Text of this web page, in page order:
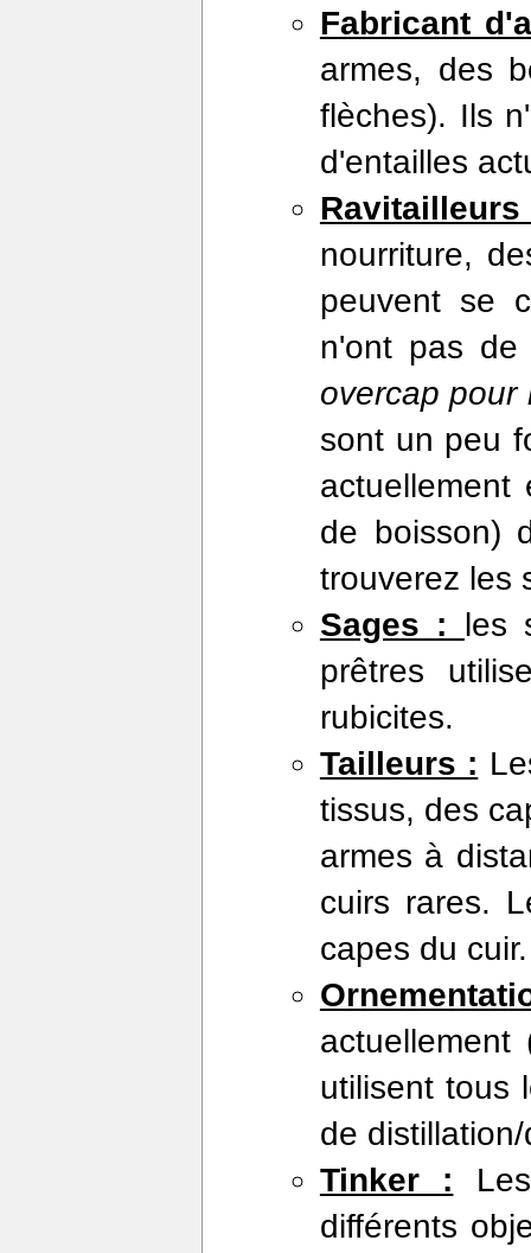
Fabricant
armes, des
flèches). Ils
d'entailles
nourriture,
peuvent se
n'ont pas
overcap pour
sont un peu
de boisson)
trouverez les
Sages : les
prêtres
rubicites.
Tailleurs :
tissus, des
armes à
cuirs rares.
capes du cuir.
actuellement
utilisent tous
de
Tinker :
différents